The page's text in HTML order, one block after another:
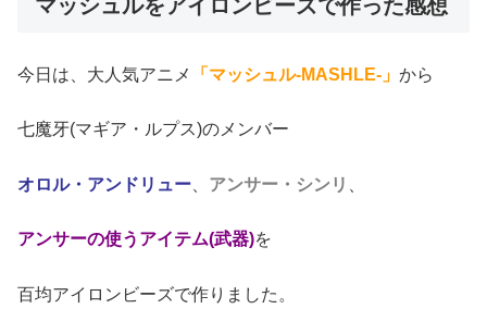
マッシュルをアイロンビーズで作った感想
今日は、大人気アニメ 「マッシュル-MASHLE-」 から
七魔牙(マギア・ルプス)のメンバー
オロル・アンドリュー アンサー・シンリ
アンサーの使うアイテム(武器)を
百均アイロンビーズで作りました。